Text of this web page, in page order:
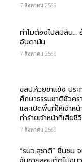
7 สิงหาคม 2569
ทำไมต้องไปสิมิลัน
อันดามัน
7 สิงหาคม 2569
ขสป.ห้วยขาแข้ง ประ
ศึกษาธรรมชาติชั่วค
และเปิดพื้นที่ให้เจ้าห
ทำร้ายเจ้าหน้าที่เสียชี
7 สิงหาคม 2569
“รมว.สุชาติ” ชื่นชม​